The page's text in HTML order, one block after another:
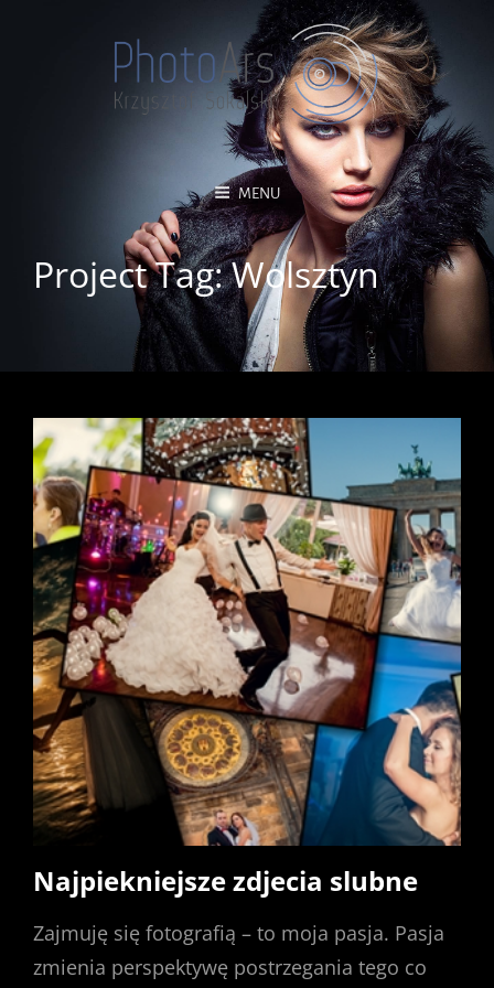
MENU
Project Tag:Wolsztyn
Najpiekniejsze zdjecia slubne
Zajmuję się fotografią – to moja pasja. Pasja
zmienia perspektywę postrzegania tego co